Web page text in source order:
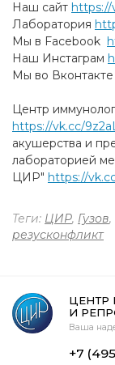
Наш сайт https://
Лаборатория
Мы в Facebook
Наш Инстаграм
Мы во Вконтакте
Центр
https://vk.cc/
акушерства и
лабораторией
ЦИР" https://
Теги: ЦИР, Гузов,
резусконфликт
И
Ваша
+7